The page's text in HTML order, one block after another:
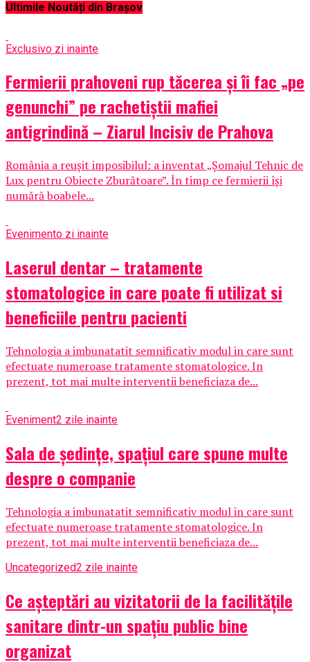
Ultimile Noutăți din Brașov
Exclusivo zi inainte
Fermierii prahoveni rup tăcerea și îi fac „pe
genunchi” pe rachetiștii mafiei
antigrindină – Ziarul Incisiv de Prahova
România a reușit imposibilul: a inventat „Șomajul Tehnic de
Lux pentru Obiecte Zburătoare”. În timp ce fermierii își
numără boabele...
Evenimento zi inainte
Laserul dentar – tratamente
stomatologice in care poate fi utilizat si
beneficiile pentru pacienti
Tehnologia a imbunatatit semnificativ modul in care sunt
efectuate numeroase tratamente stomatologice. In
prezent, tot mai multe interventii beneficiaza de...
Eveniment2 zile inainte
Sala de ședințe, spațiul care spune multe
despre o companie
Tehnologia a imbunatatit semnificativ modul in care sunt
efectuate numeroase tratamente stomatologice. In
prezent, tot mai multe interventii beneficiaza de...
Uncategorized2 zile inainte
Ce așteptări au vizitatorii de la facilitățile
sanitare dintr-un spațiu public bine
organizat